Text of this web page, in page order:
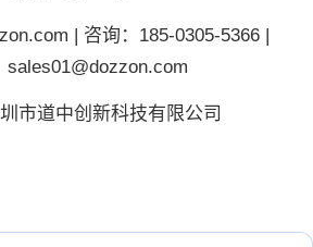
| 咨询：185-0305-5366 |
sales01@dozzon.com
市道中创新科技有限公司